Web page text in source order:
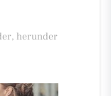
herunder